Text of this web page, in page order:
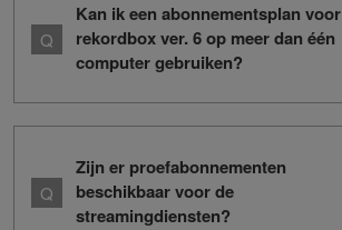
Kan ik een abonnementsplan voor
rekordbox ver. 6 op meer dan één
computer gebruiken?
Zijn er proefabonnementen
beschikbaar voor de
streamingdiensten?